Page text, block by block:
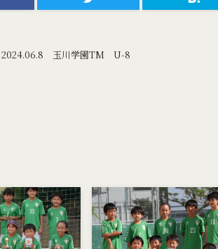
2024.06.8 玉川学園TM U-8